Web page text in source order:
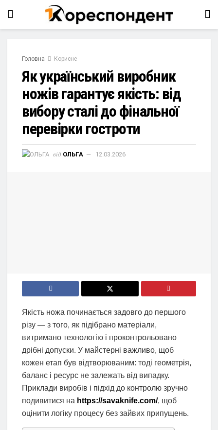
Головна Корисне
Як український виробник
ножів гарантує якість: від
вибору сталі до фінальної
перевірки гостроти
від ОЛЬГА 12.03.2026
Якість ножа починається задовго до першого
різу — з того, як підібрано матеріали,
витримано технологію і проконтрольовано
дрібні допуски. У майстерні важливо, щоб
кожен етап був відтворюваним: тоді геометрія,
баланс і ресурс не залежать від випадку.
Приклади виробів і підхід до контролю зручно
подивитися на https://savaknife.com/, щоб
оцінити логіку процесу без зайвих припущень.